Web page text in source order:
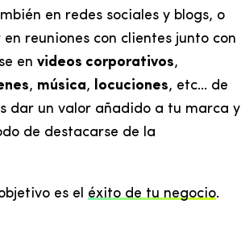
en redes sociales y blogs, o
reuniones con clientes junto con
en videos corporativos,
, música, locuciones, etc... de
dar un valor añadido a tu marca y
de destacarse de la
es el éxito de tu negocio.